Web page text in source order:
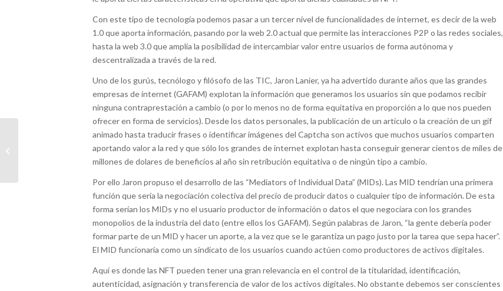
Con este tipo de tecnología podemos pasar a un tercer nivel de funcionalidades de internet, es decir de la web
1.0 que aporta información, pasando por la web 2.0 actual que permite las interacciones P2P o las redes sociales,
hasta la web 3.0 que amplía la posibilidad de intercambiar valor entre usuarios de forma autónoma y
descentralizada a través de la red.
Uno de los gurús, tecnólogo y filósofo de las TIC, Jaron Lanier, ya ha advertido durante años que las grandes
empresas de internet (GAFAM) explotan la información que generamos los usuarios sin que podamos recibir
ninguna contraprestación a cambio (o por lo menos no de forma equitativa en proporción a lo que nos pueden
ofrecer en forma de servicios). Desde los datos personales, la publicación de un artículo o la creación de un gif
animado hasta traducir frases o identificar imágenes del Captcha son activos que muchos usuarios comparten
aportando valor a la red y que sólo los grandes de internet explotan hasta conseguir generar cientos de miles de
millones de dolares de beneficios al año sin retribución equitativa o de ningún tipo a cambio.
Por ello Jaron propuso el desarrollo de las “Mediators of Individual Data” (MIDs). Las MID tendrían una primera
función que sería la negociación colectiva del precio de producir datos o cualquier tipo de información. De esta
forma serían los MIDs y no el usuario productor de información o datos el que negociara con los grandes
monopolios de la industria del dato (entre ellos los GAFAM). Según palabras de Jaron, “la gente debería poder
formar parte de un MID y hacer un aporte, a la vez que se le garantiza un pago justo por la tarea que sepa hacer”.
El MID funcionaría como un sindicato de los usuarios cuando actúen como productores de activos digitales.
Aquí es donde las NFT pueden tener una gran relevancia en el control de la titularidad, identificación,
autenticidad, asignación y transferencia de valor de los activos digitales. No obstante debemos ser conscientes